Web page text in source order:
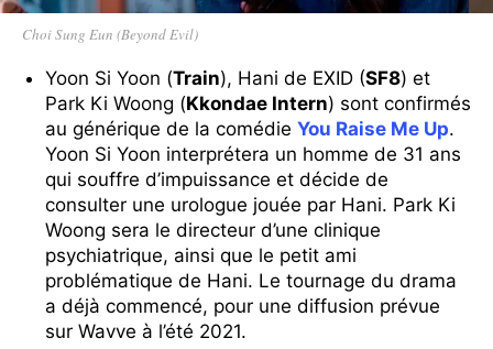
Choi Sung Eun (Beyond Evil)
Yoon Si Yoon (Train), Hani de EXID (SF8) et
Park Ki Woong (Kkondae Intern) sont confirmés
au générique de la comédie You Raise Me Up.
Yoon Si Yoon interprétera un homme de 31 ans
qui souffre d’impuissance et décide de
consulter une urologue jouée par Hani. Park Ki
Woong sera le directeur d’une clinique
psychiatrique, ainsi que le petit ami
problématique de Hani. Le tournage du drama
a déjà commencé, pour une diffusion prévue
sur Wavve à l’été 2021.